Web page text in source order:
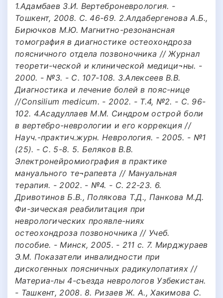
1.Адамбаев З.И. Вертеброневрология. -
Тошкент, 2008. С. 46-69. 2.Алдабергенова А.Б.,
Бирючков М.Ю. Магнитно-резонансная
томография в диагностике остеохондроза
поясничного отдела позвоночника // Журнал
теорети-ческой и клинической медици¬ны. -
2000. - №3. - С. 107-108. 3.Алексеев В.В.
Диагностика и лечение болей в пояс-нице
//Consilium medicum. - 2002. - Т.4, №2. - С. 96-
102. 4.Асадуллаев М.М. Синдром острой боли
в вертебро-неврологии и его коррекция //
Науч.-практич.журн. Неврология. - 2005. - №1
(25). - С. 5-8. 5. Беляков В.В.
Электронейромиография в практике
мануального те¬рапевта // Мануальная
терапия. - 2002. - №4. - С. 22-23. 6.
Дривотинов Б.В., Полякова Т.Д., Панкова М.Д.
Фи-зическая реабилитация при
неврологических проявле-ниях
остеохондроза позвоночника // Учеб.
пособие. - Минск, 2005. - 211 с. 7. Мирджураев
Э.М. Показатели инвалидности при
дискогенных поясничных радикулопатиях //
Материа-лы 4-съезда неврологов Узбекистан.
- Ташкент, 2008. 8. Ризаев Ж. А., Хакимова С.